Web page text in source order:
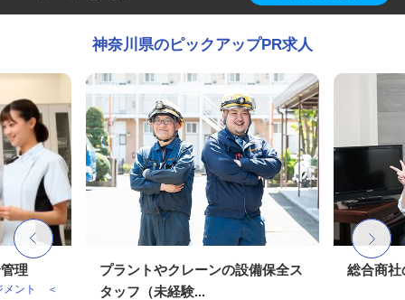
神奈川県のピックアップPR求人
理
メント ＜
プラントやクレーンの設備保全ス
タッフ（未経験...
総合商社